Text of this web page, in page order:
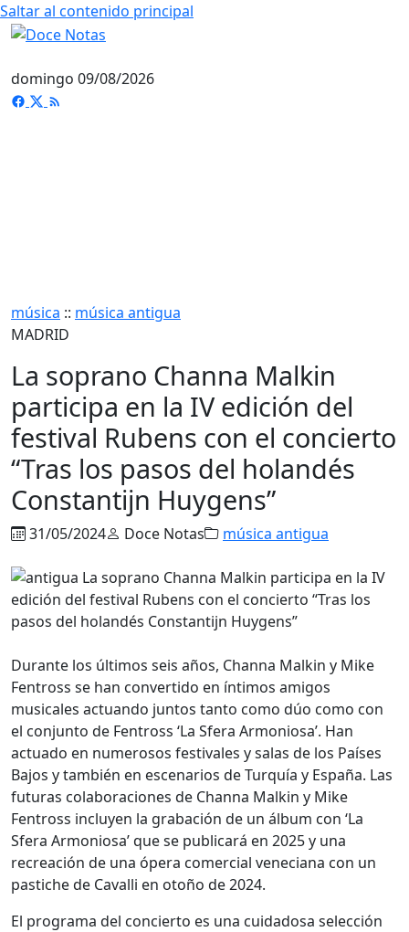
Saltar al contenido principal
domingo 09/08/2026
música :: música antigua
MADRID
La soprano Channa Malkin
participa en la IV edición del
festival Rubens con el concierto
“Tras los pasos del holandés
Constantijn Huygens”
31/05/2024 Doce Notas música antigua
Durante los últimos seis años, Channa Malkin y Mike
Fentross se han convertido en íntimos amigos
musicales actuando juntos tanto como dúo como con
el conjunto de Fentross ‘La Sfera Armoniosa’. Han
actuado en numerosos festivales y salas de los Países
Bajos y también en escenarios de Turquía y España. Las
futuras colaboraciones de Channa Malkin y Mike
Fentross incluyen la grabación de un álbum con ‘La
Sfera Armoniosa’ que se publicará en 2025 y una
recreación de una ópera comercial veneciana con un
pastiche de Cavalli en otoño de 2024.
El programa del concierto es una cuidadosa selección